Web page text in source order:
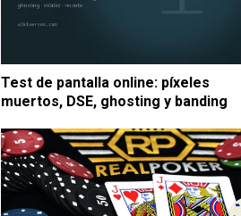
Test de pantalla online: píxeles
muertos, DSE, ghosting y banding